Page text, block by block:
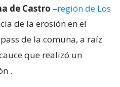
de Castro –región de Los
de la erosión en el
de la comuna, a raíz
que realizó un
.